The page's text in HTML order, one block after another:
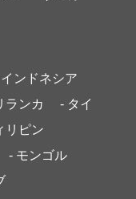
ンドネシア
ランカ
- タイ
リピン
- モンゴル